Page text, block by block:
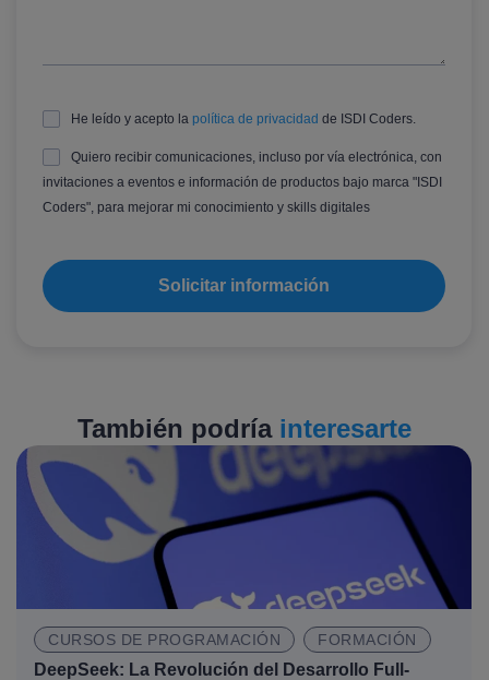
He leído y acepto la política de privacidad de ISDI Coders.
Quiero recibir comunicaciones, incluso por vía electrónica, con
invitaciones a eventos e información de productos bajo marca "ISDI
Coders", para mejorar mi conocimiento y skills digitales
También podría interesarte
CURSOS DE PROGRAMACIÓN FORMACIÓN
DeepSeek: La Revolución del Desarrollo Full-